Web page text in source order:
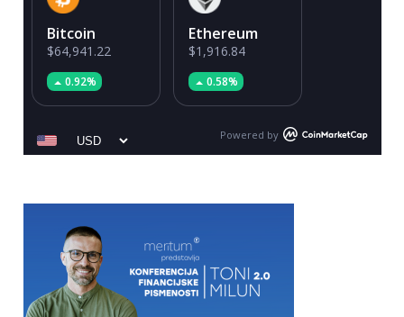
Bitcoin
$64,941.22
0.92%
Ethereum
$1,916.84
0.58%
Powered by